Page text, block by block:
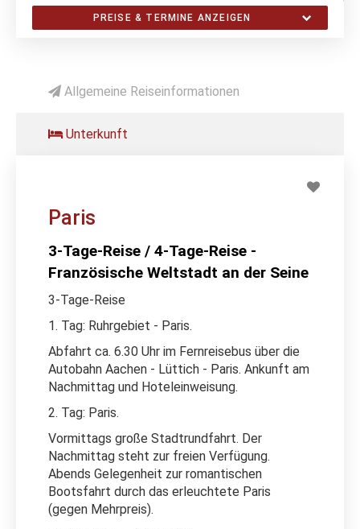
PREISE & TERMINE ANZEIGEN
Allgemeine Reiseinformationen
Unterkunft
Paris
3-Tage-Reise / 4-Tage-Reise -
Französische Weltstadt an der Seine
3-Tage-Reise
1. Tag: Ruhrgebiet - Paris.
Abfahrt ca. 6.30 Uhr im Fernreisebus über die
Autobahn Aachen - Lüttich - Paris. Ankunft am
Nachmittag und Hoteleinweisung.
2. Tag: Paris.
Vormittags große Stadtrundfahrt. Der
Nachmittag steht zur freien Verfügung.
Abends Gelegenheit zur romantischen
Bootsfahrt durch das erleuchtete Paris
(gegen Mehrpreis).